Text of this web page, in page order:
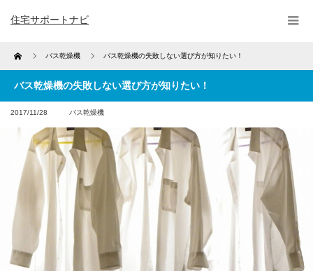
住宅サポートナビ
Home バス乾燥機 バス乾燥機の失敗しない選び方が知りたい！
バス乾燥機の失敗しない選び方が知りたい！
2017/11/28 バス乾燥機